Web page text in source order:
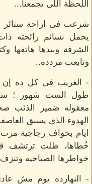
اللحظة اللى تجمعنا...
شرعت فى ازاحة ستائر
يحمل نسائم رائحته
الشرفة وبيدها هاتفها
وتابعت مردده..
- الغريب فى كل ده إن
طول الست شهور ؛
معقوله ضمير الذئب
الهدوء الذي يسبق
ايام بحواف زجاجية
خُطاها، ظلت ترتشف
خواطرها الصباحيه
- النهارده يوم مش